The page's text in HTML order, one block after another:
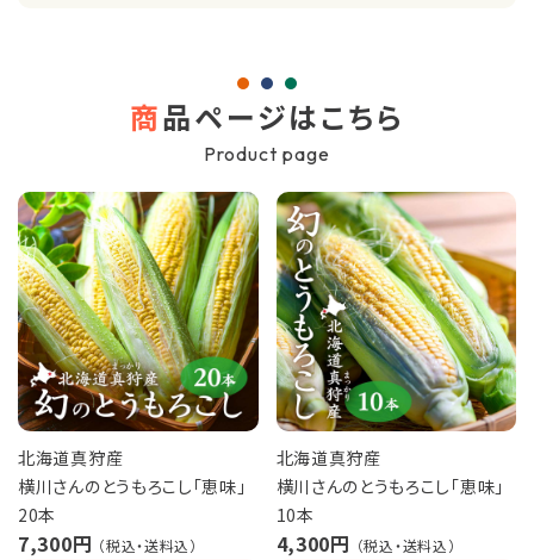
商品ページはこちら
Product page
北海道真狩産
横川さんのとうもろこし「恵味」
20本
7,300円 （税込・送料込）
北海道真狩産
横川さんのとうもろこし「恵味」
10本
4,300円 （税込・送料込）